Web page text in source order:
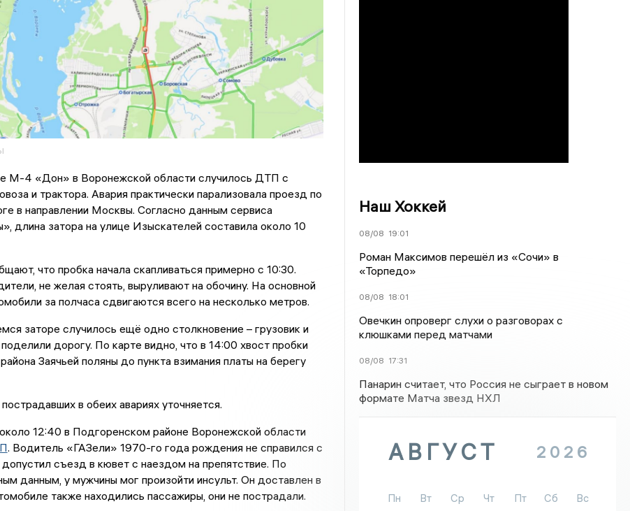
М-4 «Дон» в Воронежской области случилось ДТП с
и трактора. Авария практически парализовала проезд по
в направлении Москвы. Согласно данным сервиса
длина затора на улице Изыскателей составила около 10
что пробка начала скапливаться примерно с 10:30.
не желая стоять, выруливают на обочину. На основной
за полчаса сдвигаются всего на несколько метров.
заторе случилось ещё одно столкновение – грузовик и
дорогу. По карте видно, что в 14:00 хвост пробки
Заячьей поляны до пункта взимания платы на берегу
в обеих авариях уточняется.
12:40 в Подгоренском районе Воронежской области
. Водитель «ГАЗели» 1970-го года рождения не справился с
съезд в кювет с наездом на препятствие. По
данным, у мужчины мог произойти инсульт. Он доставлен в
также находились пассажиры, они не пострадали.
Наш Хоккей
08/08 19:01
Роман Максимов перешёл из «Сочи» в
«Торпедо»
08/08 18:01
Овечкин опроверг слухи о разговорах с
клюшками перед матчами
08/08 17:31
Панарин считает, что Россия не сыграет в новом
формате Матча звезд НХЛ
АВГУСТ 2026
Пн Вт Ср Чт Пт Сб
Вс